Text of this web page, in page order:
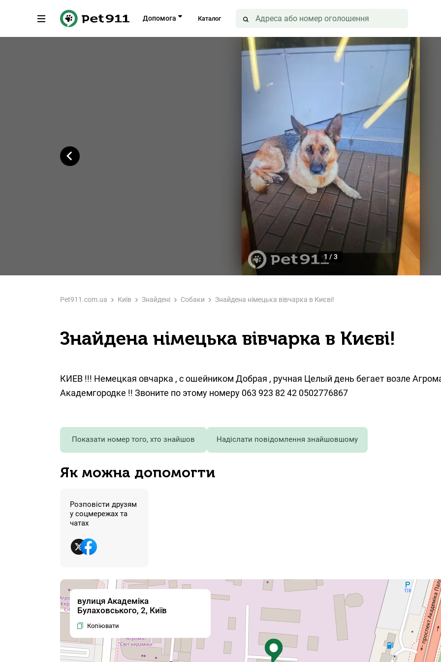
Допомога Каталог
1 / 3
Pet911.com.ua Київ Знайдені Собаки Знайдена німецька вівчарка в Києві!
Знайдена німецька вівчарка в Києві!
КИЕВ !!! Немецкая овчарка , с ошейником Добрая , ручная Целый день бегает возле
Академгородке !! Звоните по этому номеру 063 923 82 42 0502776867
Показати номер того, хто знайшов Надіслати повідомлення знайшовшому
Як можна допомогти
Розповісти друзям
у соцмережах та
чатах
вулиця Академіка
Булаховського, 2, Київ
Копіювати
Назад